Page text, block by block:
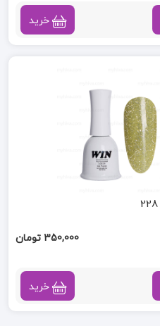
خرید
350,000 تومان
خرید